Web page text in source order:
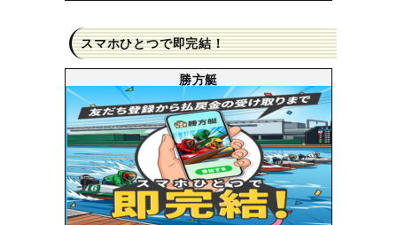
スマホひとつで即完結！
勝方艇